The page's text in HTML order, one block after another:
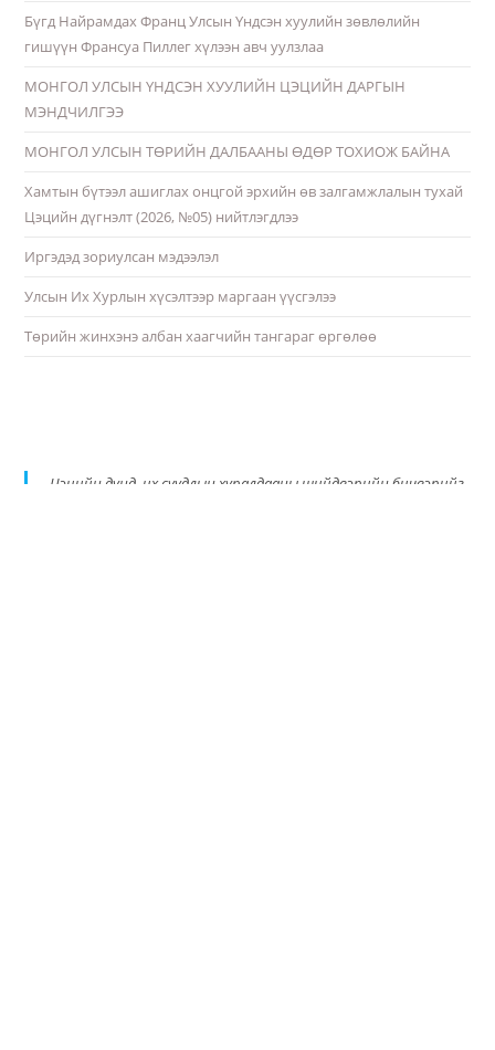
Бүгд Найрамдах Франц Улсын Үндсэн хуулийн зөвлөлийн
гишүүн Франсуа Пиллег хүлээн авч уулзлаа
МОНГОЛ УЛСЫН ҮНДСЭН ХУУЛИЙН ЦЭЦИЙН ДАРГЫН
МЭНДЧИЛГЭЭ
МОНГОЛ УЛСЫН ТӨРИЙН ДАЛБААНЫ ӨДӨР ТОХИОЖ БАЙНА
Хамтын бүтээл ашиглах онцгой эрхийн өв залгамжлалын тухай
Цэцийн дүгнэлт (2026, №05) нийтлэгдлээ
Иргэдэд зориулсан мэдээлэл
Улсын Их Хурлын хүсэлтээр маргаан үүсгэлээ
Төрийн жинхэнэ албан хаагчийн тангараг өргөлөө
Цэцийн дунд, их суудлын хуралдааны шийдвэрийн бичвэрийг